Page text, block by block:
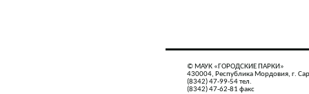
© МАУК «ГОРОДСКИЕ ПАРКИ»
430004, Республика Мордовия, г.
(8342) 47-99-54 тел.
(8342) 47-62-81 факс